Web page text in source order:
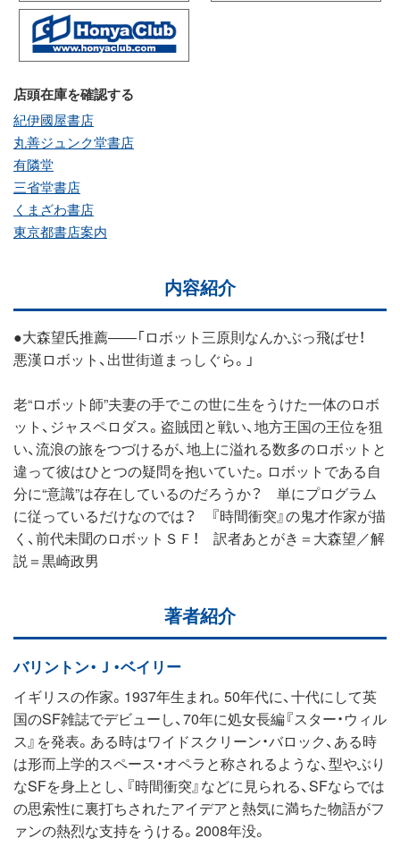
店頭在庫を確認する
紀伊國屋書店
丸善ジュンク堂書店
有隣堂
三省堂書店
くまざわ書店
東京都書店案内
内容紹介
●大森望氏推薦――「ロボット三原則なんかぶっ飛ばせ！
悪漢ロボット、出世街道まっしぐら。」
老“ロボット師”夫妻の手でこの世に生をうけた一体のロボ
ット、ジャスペロダス。盗賊団と戦い、地方王国の王位を狙
い、流浪の旅をつづけるが、地上に溢れる数多のロボットと
違って彼はひとつの疑問を抱いていた。ロボットである自
分に“意識”は存在しているのだろうか？ 単にプログラム
に従っているだけなのでは？ 『時間衝突』の鬼才作家が描
く、前代未聞のロボットＳＦ！ 訳者あとがき＝大森望／解
説＝黒崎政男
著者紹介
バリントン・Ｊ・ベイリー
イギリスの作家。1937年生まれ。50年代に、十代にして英
国のSF雑誌でデビューし、70年に処女長編『スター・ウィル
ス』を発表。ある時はワイドスクリーン・バロック、ある時
は形而上学的スペース・オペラと称されるような、型やぶり
なSFを身上とし、『時間衝突』などに見られる、SFならでは
の思索性に裏打ちされたアイデアと熱気に満ちた物語がフ
ァンの熱烈な支持をうける。2008年没。